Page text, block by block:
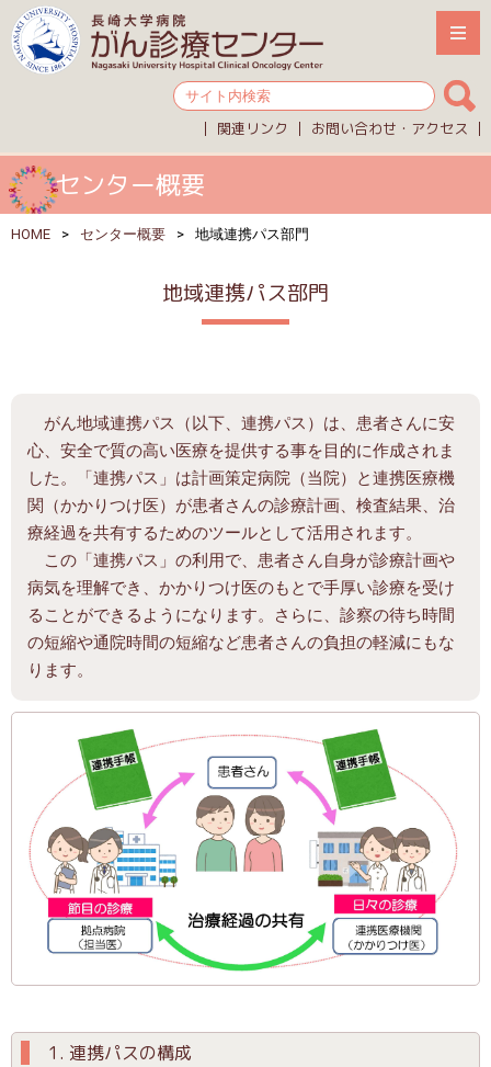
関連リンク お問い合わせ・アクセス
センター概要
HOME センター概要 地域連携パス部門
地域連携パス部門
がん地域連携パス（以下、連携パス）は、患者さんに安
心、安全で質の高い医療を提供する事を目的に作成されま
した。「連携パス」は計画策定病院（当院）と連携医療機
関（かかりつけ医）が患者さんの診療計画、検査結果、治
療経過を共有するためのツールとして活用されます。
この「連携パス」の利用で、患者さん自身が診療計画や
病気を理解でき、かかりつけ医のもとで手厚い診療を受け
ることができるようになります。さらに、診察の待ち時間
の短縮や通院時間の短縮など患者さんの負担の軽減にもな
ります。
1. 連携パスの構成